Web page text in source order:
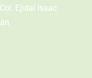
Ejidal Isaac